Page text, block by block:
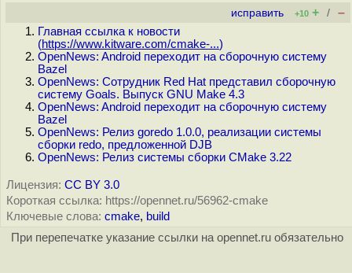
исправить +10 + / –
Главная ссылка к новости
(https://www.kitware.com/cmake-...)
OpenNews: Android переходит на сборочную систему
Bazel
OpenNews: Сотрудник Red Hat представил сборочную
систему Goals. Выпуск GNU Make 4.3
OpenNews: Android переходит на сборочную систему
Bazel
OpenNews: Релиз goredo 1.0.0, реализации системы
сборки redo, предложенной DJB
OpenNews: Релиз системы сборки CMake 3.22
Лицензия: CC BY 3.0
Короткая ссылка: https://opennet.ru/56962-cmake
Ключевые слова: cmake, build
При перепечатке указание ссылки на opennet.ru обязательно